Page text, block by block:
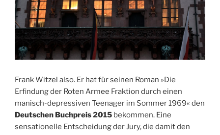
Frank Witzel also. Er hat für seinen Roman »Die
Erfindung der Roten Armee Fraktion durch einen
manisch-depressiven Teenager im Sommer 1969« den
Deutschen Buchpreis 2015 bekommen. Eine
sensationelle Entscheidung der Jury, die damit den